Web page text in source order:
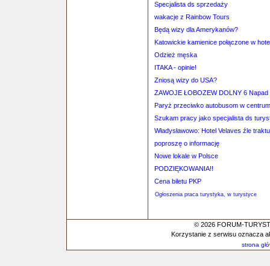
Specjalista ds sprzedaży
wakacje z Rainbow Tours
Będą wizy dla Amerykanów?
Katowickie kamienice połączone w
Odzież męska
ITAKA - opinie!
Zniosą wizy do USA?
ZAWOJE ŁOBOZEW DOLNY 6
Paryż przeciwko autobusom w
Szukam pracy jako specjalista ds
Władysławowo: Hotel Velaves źle
poproszę o informację
Nowe lokale w Polsce
PODZIĘKOWANIA!!
Cena biletu PKP
Ogłoszenia praca turystyka, w turystyce
© 2026 FORUM-
Korzystanie z serwisu oznacza
strona